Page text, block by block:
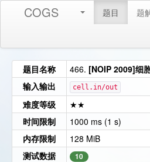
COGS 题目 题
题目名称 466. [NOIP 2009]细
输入输出
cell.in/out
难度等级
★★
时间限制
1000 ms (1 s)
内存限制
128 MiB
测试数据
10